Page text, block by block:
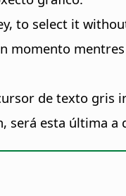
to select it
momento
de texto gris
será esta última a